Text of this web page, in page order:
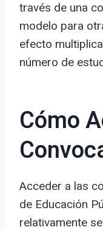
través de una
modelo para
efecto
número de
Cómo
Acceder a las
de Educación
relativamente